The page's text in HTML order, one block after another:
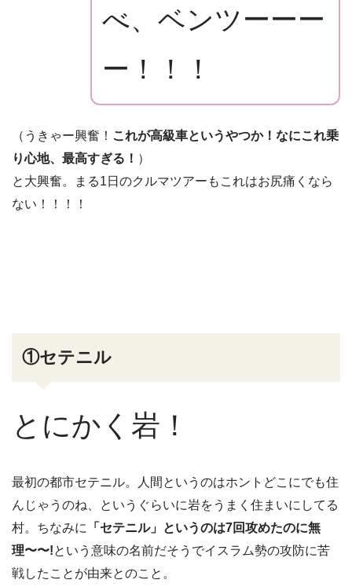
べ、ベンツーーー
ー！！！
（うきゃー興奮！ これが高級車というやつか！なにこれ乗
り心地、最高すぎる！ ）
と大興奮。まる1日のクルマツアーもこれはお尻痛くなら
ない！！！！
①セテニル
とにかく岩！
最初の都市セテニル。人間というのはホントどこにでも住
んじゃうのね、というぐらいに岩をうまく住まいにしてる
村。ちなみに
「セテニル」というのは7回攻めたのに無
理〜〜!という意味の名前だそうでイスラム勢の攻防に苦
戦したことが由来とのこと。